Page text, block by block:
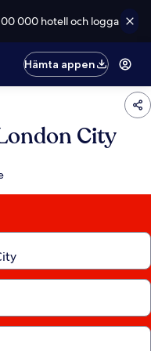
000 hotell och logga
Hämta appen
City